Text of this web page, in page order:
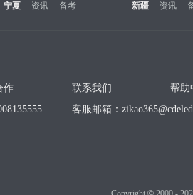
宁夏 资讯 备考 新疆 资讯
作 联系我们
帮助
客服邮箱：